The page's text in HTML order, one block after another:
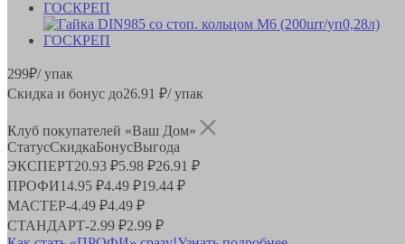
299₽/ упак
Скидка и бонус до26.91 ₽/ упак
Клуб покупателей «Ваш Дом»
СтатусСкидкаБонусВыгода
ЭКСПЕРТ20.93 ₽5.98 ₽26.91 ₽
ПРОФИ14.95 ₽4.49 ₽19.44 ₽
МАСТЕР-4.49 ₽4.49 ₽
СТАНДАРТ-2.99 ₽2.99 ₽